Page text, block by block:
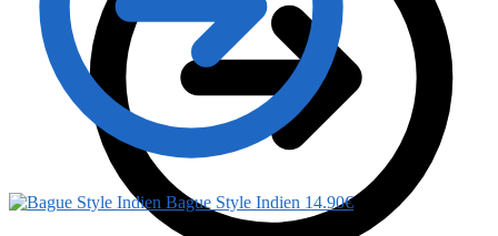
Bague Style Indien 14.90€